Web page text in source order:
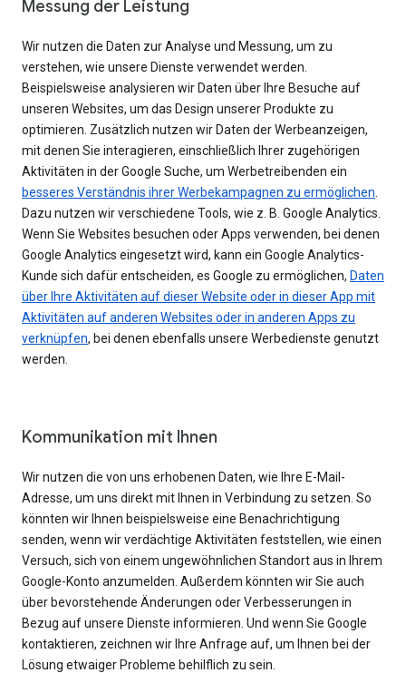
Messung der Leistung
Wir nutzen die Daten zur Analyse und Messung, um zu
verstehen, wie unsere Dienste verwendet werden.
Beispielsweise analysieren wir Daten über Ihre Besuche auf
unseren Websites, um das Design unserer Produkte zu
optimieren. Zusätzlich nutzen wir Daten der Werbeanzeigen,
mit denen Sie interagieren, einschließlich Ihrer zugehörigen
Aktivitäten in der Google Suche, um Werbetreibenden ein
besseres Verständnis ihrer Werbekampagnen zu ermöglichen
Dazu nutzen wir verschiedene Tools, wie z. B. Google Analytics.
Wenn Sie Websites besuchen oder Apps verwenden, bei denen
Google Analytics eingesetzt wird, kann ein Google Analytics-
Kunde sich dafür entscheiden, es Google zu ermöglichen, Daten
über Ihre Aktivitäten auf dieser Website oder in dieser App mit
Aktivitäten auf anderen Websites oder in anderen Apps zu
verknüpfen, bei denen ebenfalls unsere Werbedienste genutzt
werden.
Kommunikation mit Ihnen
Wir nutzen die von uns erhobenen Daten, wie Ihre E-Mail-
Adresse, um uns direkt mit Ihnen in Verbindung zu setzen. So
könnten wir Ihnen beispielsweise eine Benachrichtigung
senden, wenn wir verdächtige Aktivitäten feststellen, wie einen
Versuch, sich von einem ungewöhnlichen Standort aus in Ihrem
Google-Konto anzumelden. Außerdem könnten wir Sie auch
über bevorstehende Änderungen oder Verbesserungen in
Bezug auf unsere Dienste informieren. Und wenn Sie Google
kontaktieren, zeichnen wir Ihre Anfrage auf, um Ihnen bei der
Lösung etwaiger Probleme behilflich zu sein.